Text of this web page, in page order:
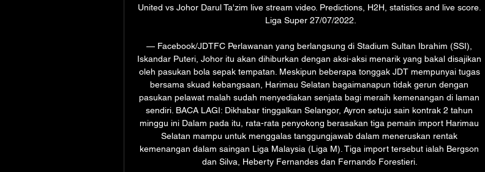
United vs Johor Darul Ta'zim live stream video. Predictions, H2H, statistics and live score.
Liga Super 27/07/2022.
— Facebook/JDTFC Perlawanan yang berlangsung di Stadium Sultan Ibrahim (SSI),
Iskandar Puteri, Johor itu akan dihiburkan dengan aksi-aksi menarik yang bakal disajikan
oleh pasukan bola sepak tempatan. Meskipun beberapa tonggak JDT mempunyai tugas
bersama skuad kebangsaan, Harimau Selatan bagaimanapun tidak gerun dengan
pasukan pelawat malah sudah menyediakan senjata bagi meraih kemenangan di laman
sendiri. BACA LAGI: Dikhabar tinggalkan Selangor, Ayron setuju sain kontrak 2 tahun
minggu ini Dalam pada itu, rata-rata penyokong berasakan tiga pemain import Harimau
Selatan mampu untuk menggalas tanggungjawab dalam meneruskan rentak
kemenangan dalam saingan Liga Malaysia (Liga M). Tiga import tersebut ialah Bergson
dan Silva, Heberty Fernandes dan Fernando Forestieri.